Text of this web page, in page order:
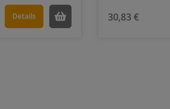
Details 30,83 €